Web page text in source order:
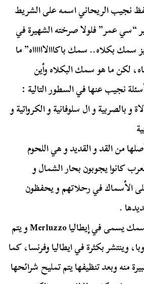
نجيب الريحاني اسمه على الشريط
“سي عمر” فلولا صرخته الشهيرة في
سمك بكلاه.. سمك باكااالااااااه” ما
لكن ما هو سمك البكلاه وأين
نجيب عنها في السطور التالية :
بالصربية و ال سلوفانية و الكرواتية و
من القد و القديد و هي اللحوم
كانوا يجوبون بحار الشمال و
الأسماك في رحلاتهم و يحفظون
.
– والبكلاه في الأصل سمك يسمى في إيطاليا Merluzzo و يتم
وينتشر بكثرة في ايطاليا وفرنسا، كما
منه وبعد تنظيفها يتم تمليح شرائحها